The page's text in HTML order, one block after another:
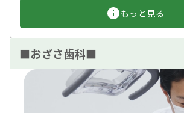
もっと見る
■おざさ歯科■